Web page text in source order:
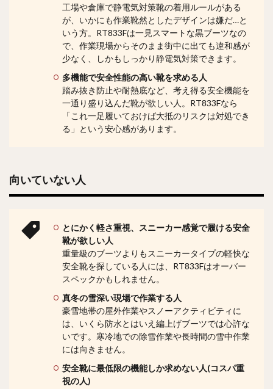
工場や倉庫で静電気対策靴の着用ルールがある
が、いかにも作業靴然としたデザインは嫌だ…と
いう方。RT833Fは一見スマートな黒ブーツなの
で、作業現場からそのまま街中に出ても違和感が
少なく、しかもしっかり静電気対策できます。
多機能で安全性能の高い靴を求める人
踏み抜き防止や耐熱底など、考え得る安全機能を
一通り盛り込んだ靴が欲しい人。RT833Fなら
「これ一足履いておけば大抵のリスクは対処でき
る」という安心感があります。
向いていない人
とにかく軽さ重視、スニーカー感覚で履ける安全
靴が欲しい人
重量級のブーツよりもスニーカータイプの軽快な
安全靴を探している人には、RT833Fはオーバー
スペックかもしれません。
真冬の雪深い現場で作業する人
豪雪地帯の屋外作業やスノーアクティビティに
は、いくら防水とはいえ編上げブーツでは心許な
いです。寒冷地での除雪作業や長時間の雪中作業
には向きません。
安全靴に最低限の機能しか求めない人(コスパ重
視の人)